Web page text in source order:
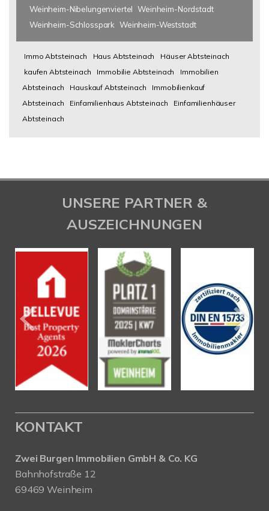
Weinheim-Nibelungenviertel Weinheim-Nordstadt
Weinheim-Schlosspark Weinheim-Weststadt
Immo Abtsteinach Haus Abtsteinach
Häuser Abtsteinach
kaufen Abtsteinach
Immobilie Abtsteinach
Immobilien
Abtsteinach
Hauskauf Abtsteinach
Immobilienkauf
Abtsteinach
Einfamilienhaus Abtsteinach
Einfamilienhäuser
Abtsteinach
UNSERE PARTNER &
AUSZEICHNUNGEN
KONTAKT
Zwei Burgen Immobilien GmbH & Co. KG
Bahnhofstraße 12
69469 Weinheim